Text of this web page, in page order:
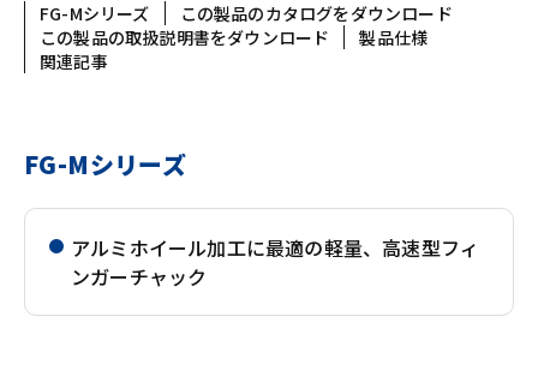
FG-Mシリーズ
この製品のカタログをダウンロード
この製品の取扱説明書をダウンロード
製品仕様
関連記事
FG-Mシリーズ
アルミホイール加工に最適の軽量、高速型フィ
ンガーチャック